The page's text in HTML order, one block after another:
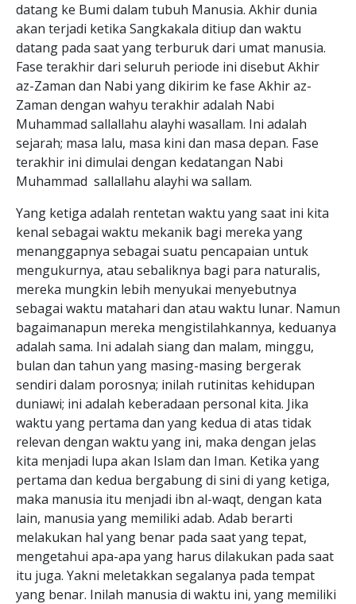
datang ke Bumi dalam tubuh Manusia. Akhir dunia
akan terjadi ketika Sangkakala ditiup dan waktu
datang pada saat yang terburuk dari umat manusia.
Fase terakhir dari seluruh periode ini disebut Akhir
az-Zaman dan Nabi yang dikirim ke fase Akhir az-
Zaman dengan wahyu terakhir adalah Nabi
Muhammad sallallahu alayhi wasallam. Ini adalah
sejarah; masa lalu, masa kini dan masa depan. Fase
terakhir ini dimulai dengan kedatangan Nabi
Muhammad sallallahu alayhi wa sallam.
Yang ketiga adalah rentetan waktu yang saat ini kita
kenal sebagai waktu mekanik bagi mereka yang
menanggapnya sebagai suatu pencapaian untuk
mengukurnya, atau sebaliknya bagi para naturalis,
mereka mungkin lebih menyukai menyebutnya
sebagai waktu matahari dan atau waktu lunar. Namun
bagaimanapun mereka mengistilahkannya, keduanya
adalah sama. Ini adalah siang dan malam, minggu,
bulan dan tahun yang masing-masing bergerak
sendiri dalam porosnya; inilah rutinitas kehidupan
duniawi; ini adalah keberadaan personal kita. Jika
waktu yang pertama dan yang kedua di atas tidak
relevan dengan waktu yang ini, maka dengan jelas
kita menjadi lupa akan Islam dan Iman. Ketika yang
pertama dan kedua bergabung di sini di yang ketiga,
maka manusia itu menjadi ibn al-waqt, dengan kata
lain, manusia yang memiliki adab. Adab berarti
melakukan hal yang benar pada saat yang tepat,
mengetahui apa-apa yang harus dilakukan pada saat
itu juga. Yakni meletakkan segalanya pada tempat
yang benar. Inilah manusia di waktu ini, yang memiliki